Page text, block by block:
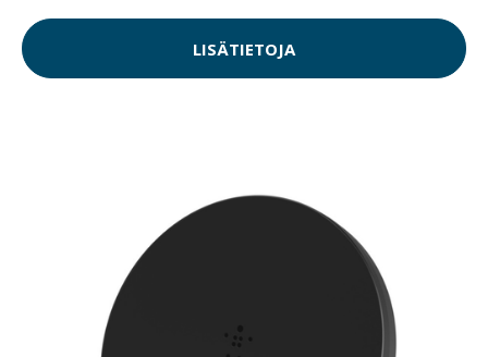
LISÄTIETOJA